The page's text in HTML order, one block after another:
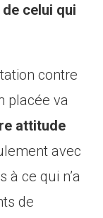
celui qui
contre
placée va
attitude
avec
à ce qui n’a
de